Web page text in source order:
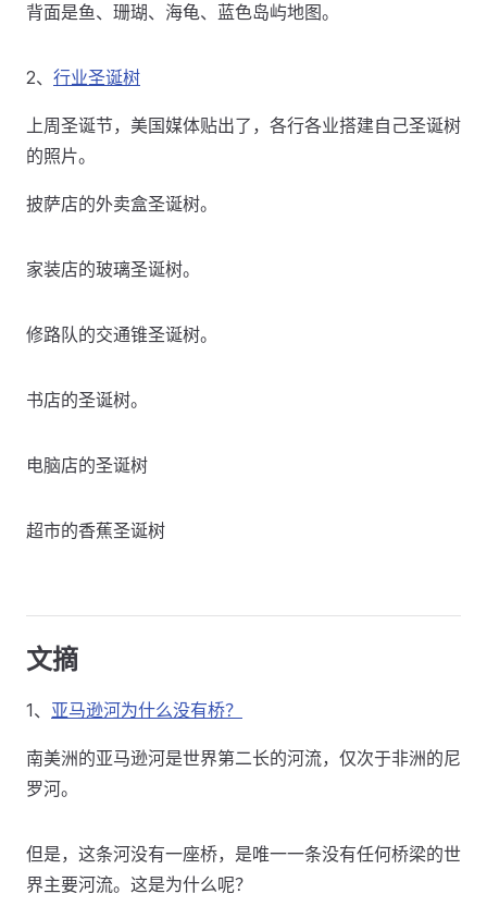
背面是鱼、珊瑚、海龟、蓝色岛屿地图。
2、 行业圣诞树
上周圣诞节，美国媒体贴出了，各行各业搭建自己圣诞树
的照片。
披萨店的外卖盒圣诞树。
家装店的玻璃圣诞树。
修路队的交通锥圣诞树。
书店的圣诞树。
电脑店的圣诞树
超市的香蕉圣诞树
文摘
1、 亚马逊河为什么没有桥？
南美洲的亚马逊河是世界第二长的河流，仅次于非洲的尼
罗河。
但是，这条河没有一座桥，是唯一一条没有任何桥梁的世
界主要河流。这是为什么呢？